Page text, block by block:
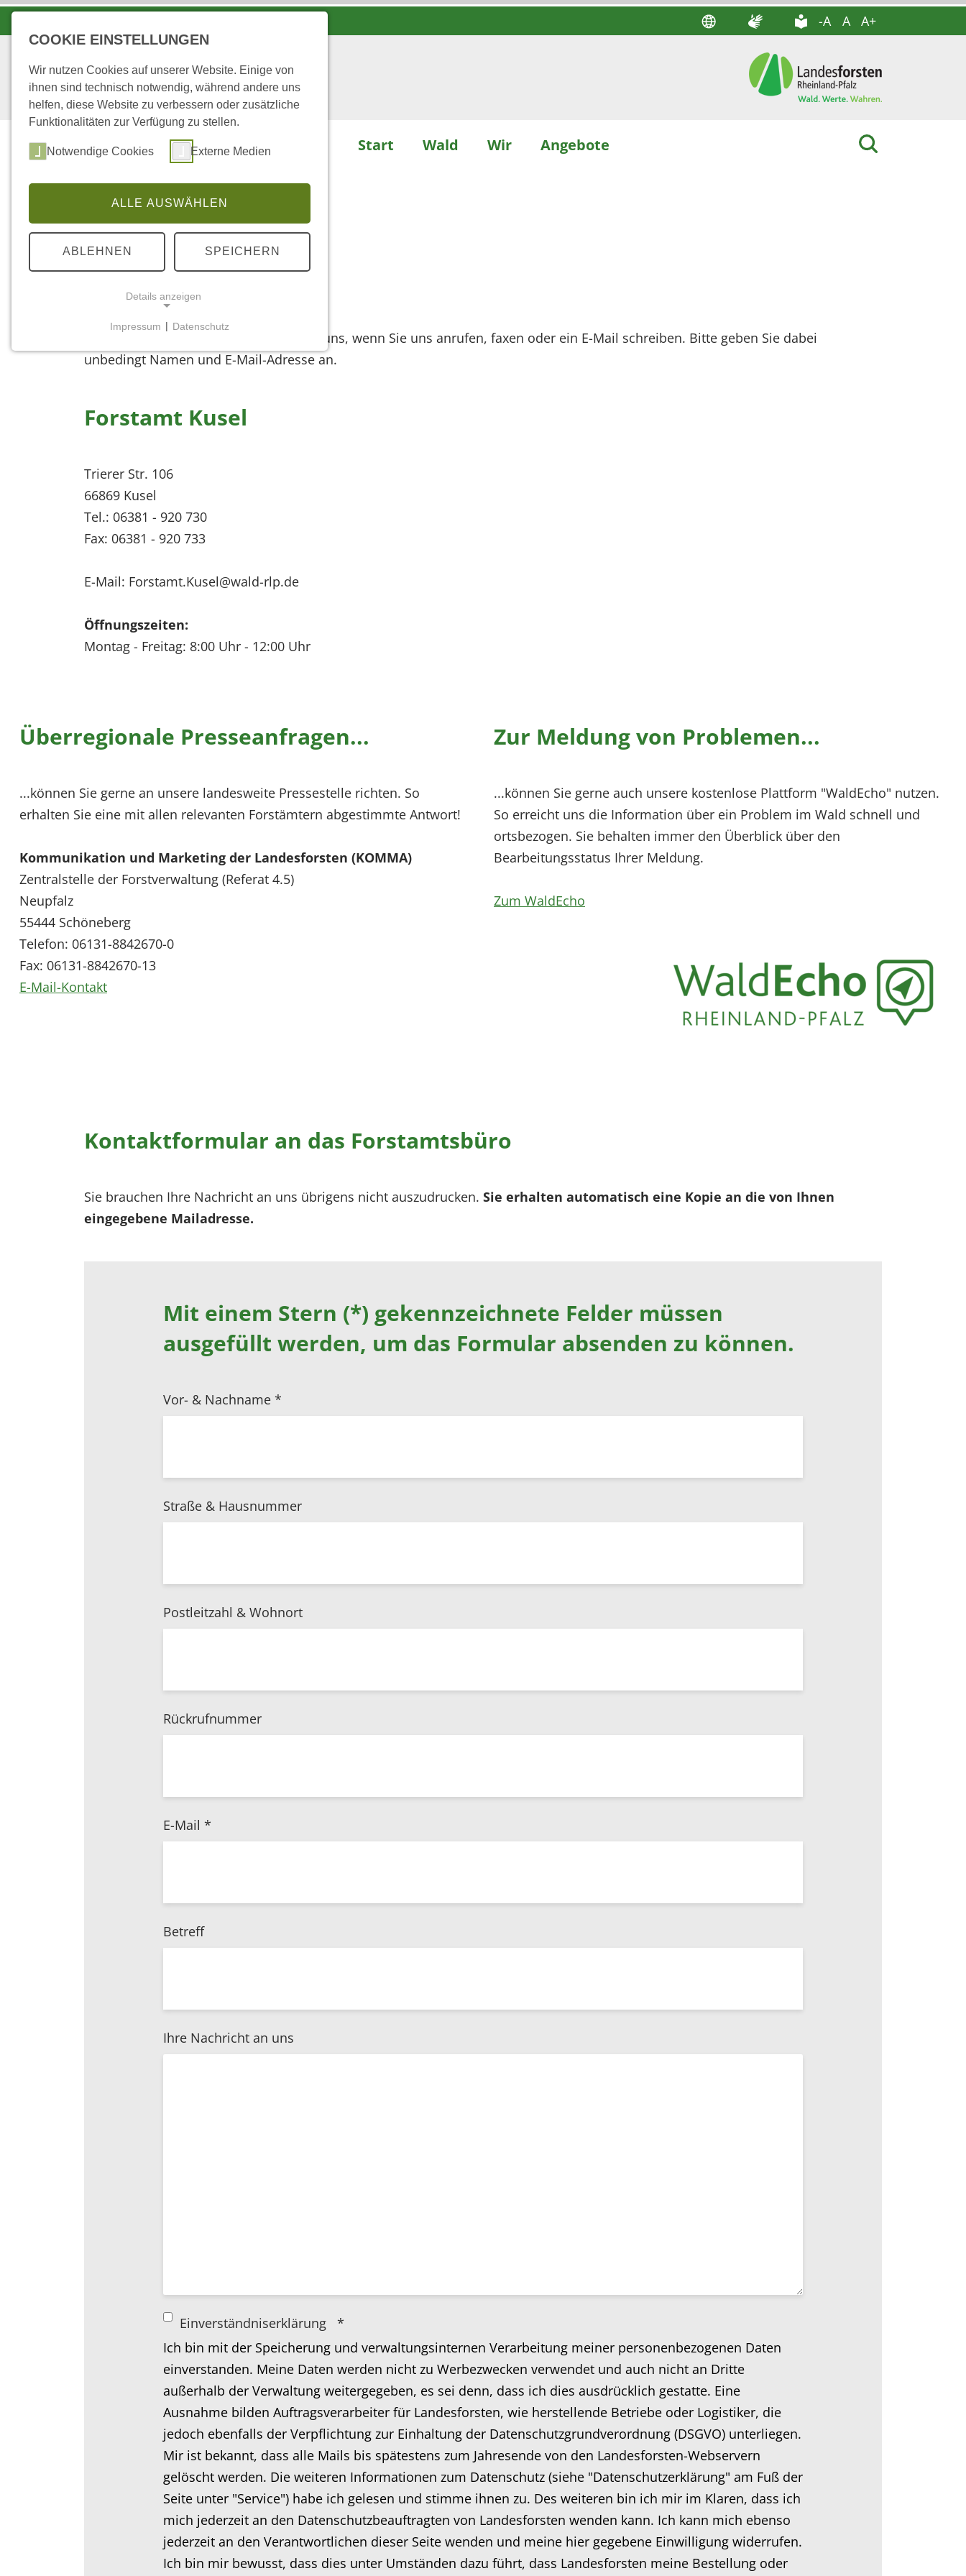
-A A A+
Start Wald Wir Angebote
STARTSEITE ... SERVICE
Kontakt
Haben Sie spezielle Fragen? Wir freuen uns, wenn Sie uns anrufen, faxen oder ein E-Mail schreiben. Bitte geben Sie dabei
unbedingt Namen und E-Mail-Adresse an.
Forstamt Kusel
Trierer Str. 106
66869 Kusel
Tel.: 06381 - 920 730
Fax: 06381 - 920 733
E-Mail: Forstamt.Kusel@wald-rlp.de
Öffnungszeiten:
Montag - Freitag: 8:00 Uhr - 12:00 Uhr
Überregionale Presseanfragen...
...können Sie gerne an unsere landesweite Pressestelle richten. So
erhalten Sie eine mit allen relevanten Forstämtern abgestimmte Antwort!
Kommunikation und Marketing der Landesforsten (KOMMA)
Zentralstelle der Forstverwaltung (Referat 4.5)
Neupfalz
55444 Schöneberg
Telefon: 06131-8842670-0
Fax: 06131-8842670-13
E-Mail-Kontakt
Zur Meldung von Problemen...
...können Sie gerne auch unsere kostenlose Plattform "WaldEcho" nutzen.
So erreicht uns die Information über ein Problem im Wald schnell und
ortsbezogen. Sie behalten immer den Überblick über den
Bearbeitungsstatus Ihrer Meldung.
Zum WaldEcho
Kontaktformular an das Forstamtsbüro
Sie brauchen Ihre Nachricht an uns übrigens nicht auszudrucken. Sie erhalten automatisch eine Kopie an die von Ihnen
eingegebene Mailadresse.
Mit einem Stern (*) gekennzeichnete Felder müssen
ausgefüllt werden, um das Formular absenden zu können.
Vor- & Nachname *
Straße & Hausnummer
Postleitzahl & Wohnort
Rückrufnummer
E-Mail *
Betreff
Ihre Nachricht an uns
Einverständniserklärung
*
Ich bin mit der Speicherung und verwaltungsinternen Verarbeitung meiner personenbezogenen Daten
einverstanden. Meine Daten werden nicht zu Werbezwecken verwendet und auch nicht an Dritte
außerhalb der Verwaltung weitergegeben, es sei denn, dass ich dies ausdrücklich gestatte. Eine
Ausnahme bilden Auftragsverarbeiter für Landesforsten, wie herstellende Betriebe oder Logistiker, die
jedoch ebenfalls der Verpflichtung zur Einhaltung der Datenschutzgrundverordnung (DSGVO) unterliegen.
Mir ist bekannt, dass alle Mails bis spätestens zum Jahresende von den Landesforsten-Webservern
gelöscht werden. Die weiteren Informationen zum Datenschutz (siehe "Datenschutzerklärung" am Fuß der
Seite unter "Service") habe ich gelesen und stimme ihnen zu. Des weiteren bin ich mir im Klaren, dass ich
mich jederzeit an den Datenschutzbeauftragten von Landesforsten wenden kann. Ich kann mich ebenso
jederzeit an den Verantwortlichen dieser Seite wenden und meine hier gegebene Einwilligung widerrufen.
Ich bin mir bewusst, dass dies unter Umständen dazu führt, dass Landesforsten meine Bestellung oder
COOKIE EINSTELLUNGEN
Wir nutzen Cookies auf unserer Website. Einige von
ihnen sind technisch notwendig, während andere uns
helfen, diese Website zu verbessern oder zusätzliche
Funktionalitäten zur Verfügung zu stellen.
Notwendige Cookies Externe Medien
ALLE AUSWÄHLEN
ABLEHNEN SPEICHERN
Details anzeigen
Notwendige Cookies ermöglichen grundlegende
Einverständnis-Cookie
cookie_consent
Zweck:
Dieser Cookie speichert die
Optionen des Benutzers
Laufzeit:
YouTube
Vimeo
Impressum | Datenschutz